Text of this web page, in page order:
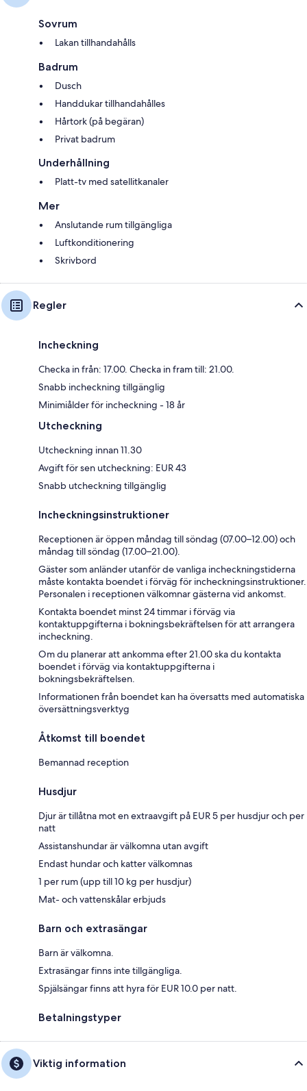
Sovrum
Lakan tillhandahålls
Badrum
Dusch
Handdukar tillhandahålles
Hårtork (på begäran)
Privat badrum
Underhållning
Platt-tv med satellitkanaler
Mer
Anslutande rum tillgängliga
Luftkonditionering
Skrivbord
Regler
Incheckning
Checka in från: 17.00. Checka in fram till: 21.00.
Snabb incheckning tillgänglig
Minimiålder för incheckning - 18 år
Utcheckning
Utcheckning innan 11.30
Avgift för sen utcheckning: EUR 43
Snabb utcheckning tillgänglig
Incheckningsinstruktioner
Receptionen är öppen måndag till söndag (07.00–12.00) och
måndag till söndag (17.00–21.00).
Gäster som anländer utanför de vanliga incheckningstiderna
måste kontakta boendet i förväg för incheckningsinstruktioner.
Personalen i receptionen välkomnar gästerna vid ankomst.
Kontakta boendet minst 24 timmar i förväg via
kontaktuppgifterna i bokningsbekräftelsen för att arrangera
incheckning.
Om du planerar att ankomma efter 21.00 ska du kontakta
boendet i förväg via kontaktuppgifterna i
bokningsbekräftelsen.
Informationen från boendet kan ha översatts med automatiska
översättningsverktyg
Åtkomst till boendet
Bemannad reception
Husdjur
Djur är tillåtna mot en extraavgift på EUR 5 per husdjur och per
natt
Assistanshundar är välkomna utan avgift
Endast hundar och katter välkomnas
1 per rum (upp till 10 kg per husdjur)
Mat- och vattenskålar erbjuds
Barn och extrasängar
Barn är välkomna.
Extrasängar finns inte tillgängliga.
Spjälsängar finns att hyra för EUR 10.0 per natt.
Betalningstyper
Viktig information